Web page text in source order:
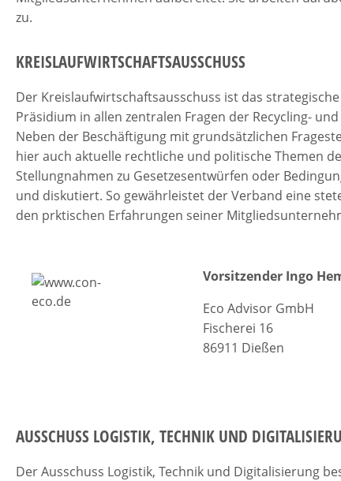
zu.
KREISLAUFWIRTSCHAFTSAUSSCHUSS
Der Kreislaufwirtschaftsausschuss ist das
Präsidium in allen zentralen Fragen der Recycling-
Neben der Beschäftigung mit grundsätzlichen
hier auch aktuelle rechtliche und politische Themen
Stellungnahmen zu Gesetzesentwürfen oder
und diskutiert. So gewährleistet der Verband eine
den prktischen Erfahrungen seiner
Vorsitzender Ingo
Eco Advisor GmbH
Fischerei 16
86911 Dießen
AUSSCHUSS LOGISTIK, TECHNIK UND
Der Ausschuss Logistik, Technik und Digitalisierung